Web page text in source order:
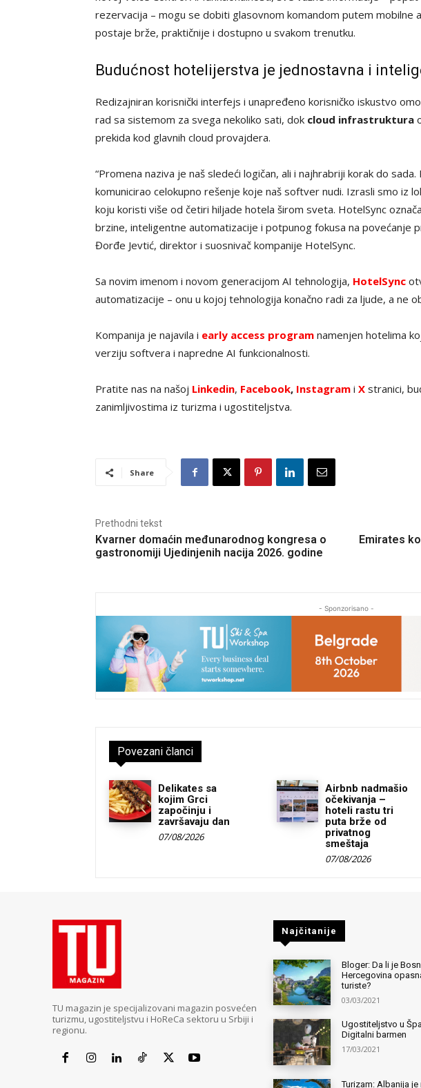
rezervacija – mogu se dobiti glasovnom komandom putem mobilne
postaje brže, praktičnije i dostupno u svakom trenutku.
Budućnost hotelijerstva je jednostavna i
Redizajniran korisnički interfejs i unapređeno korisničko iskustvo
rad sa sistemom za svega nekoliko sati, dok cloud infrastruktura
prekida kod glavnih cloud provajdera.
“Promena naziva je naš sledeći logičan, ali i najhrabriji korak do
komunicirao celokupno rešenje koje naš softver nudi. Izrasli smo iz
koju koristi više od četiri hiljade hotela širom sveta. HotelSync
brzine, inteligentne automatizacije i potpunog fokusa na povećanje
Đorđe Jevtić, direktor i suosnivač kompanije HotelSync.
Sa novim imenom i novom generacijom AI tehnologija, HotelSync
automatizacije – onu u kojoj tehnologija konačno radi za ljude, a ne
Kompanija je najavila i early access program namenjen hotelima
verziju softvera i napredne AI funkcionalnosti.
Pratite nas na našoj Linkedin, Facebook, Instagram i X stranici,
zanimljivostima iz turizma i ugostiteljstva.
Share
Prethodni tekst
Kvarner domaćin međunarodnog kongresa o
gastronomiji Ujedinjenih nacija 2026. godine
Emirates
- Sponzorisano -
Povezani članci
Delikates sa
kojim Grci
započinju i
završavaju dan
07/08/2026
Airbnb nadmašio
očekivanja –
hoteli rastu tri
puta brže od
privatnog
smeštaja
07/08/2026
TU magazin je specijalizovani magazin posvećen
turizmu, ugostiteljstvu i HoReCa sektoru u Srbiji i
regionu.
Najčitanije
Bloger: Da li je
Hercegovina
turiste?
03/03/2021
Ugostiteljstvo u
Digitalni barmen
17/03/2021
Turizam: Albanija je